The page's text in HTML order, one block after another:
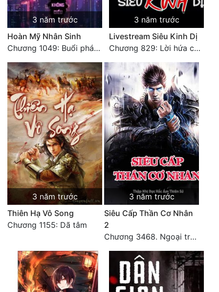
3 năm trước
Hoàn Mỹ Nhân Sinh
Chương 1049: Buổi phát sóng trực tiếp của Hàn Phi (2)
3 năm trước
Livestream Siêu Kinh Dị
Chương 829: Lời hứa cuối cùng (hết trọn bộ - chương miễn phí)
3 năm trước
Thiên Hạ Vô Song
Chương 1155: Dã tâm
3 năm trước
Siêu Cấp Thần Cơ Nhân
2
Chương 3468. Ngoại truyện 2: Vũ trụ của ta ở đó (2)